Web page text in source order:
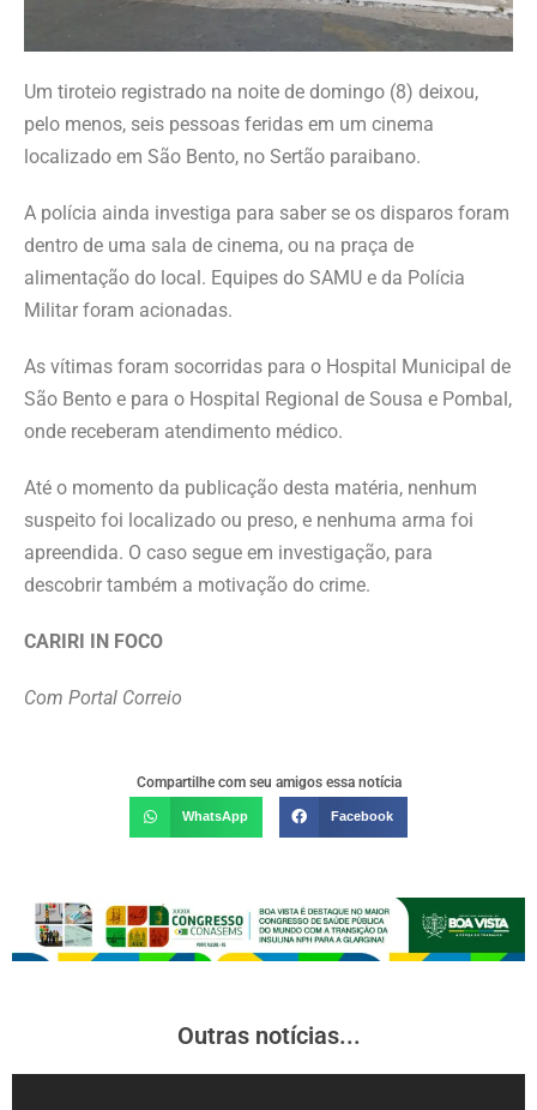
Um tiroteio registrado na noite de domingo (8) deixou,
pelo menos, seis pessoas feridas em um cinema
localizado em São Bento, no Sertão paraibano.
A polícia ainda investiga para saber se os disparos foram
dentro de uma sala de cinema, ou na praça de
alimentação do local. Equipes do SAMU e da Polícia
Militar foram acionadas.
As vítimas foram socorridas para o Hospital Municipal de
São Bento e para o Hospital Regional de Sousa e Pombal,
onde receberam atendimento médico.
Até o momento da publicação desta matéria, nenhum
suspeito foi localizado ou preso, e nenhuma arma foi
apreendida. O caso segue em investigação, para
descobrir também a motivação do crime.
CARIRI IN FOCO
Com Portal Correio
Compartilhe com seu amigos essa notícia
WhatsApp Facebook
Outras notícias...